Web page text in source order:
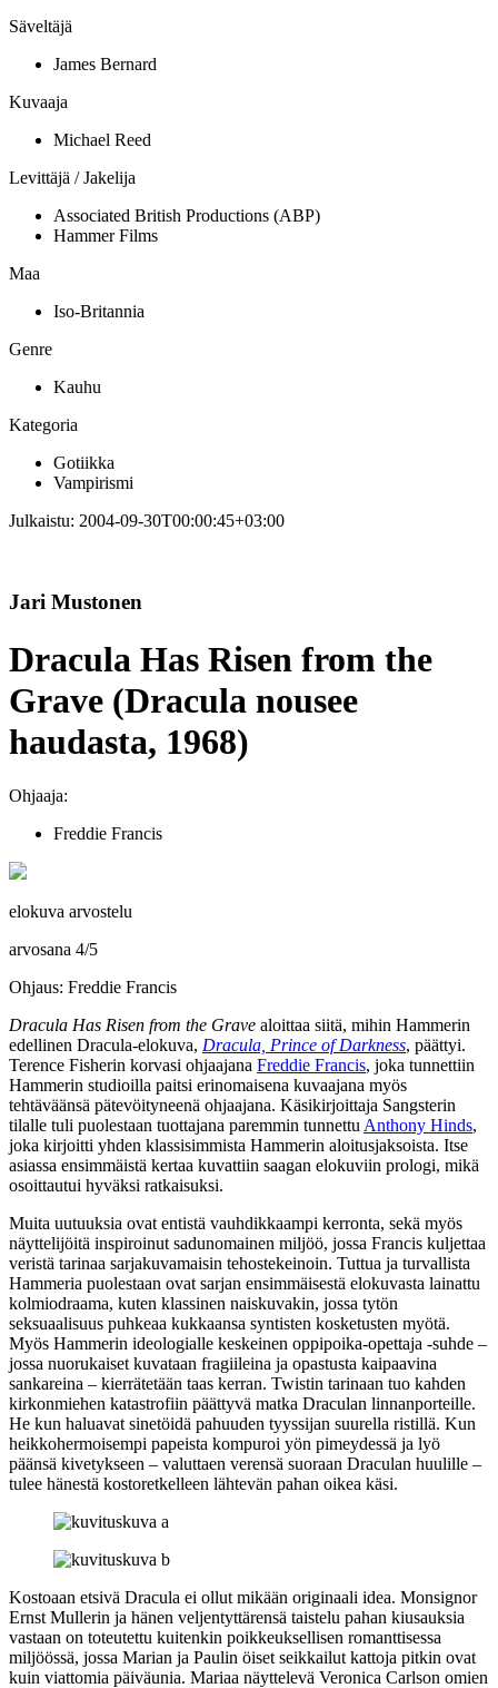
Säveltäjä
James Bernard
Kuvaaja
Michael Reed
Levittäjä / Jakelija
Associated British Productions (ABP)
Hammer Films
Maa
Iso-Britannia
Genre
Kauhu
Kategoria
Gotiikka
Vampirismi
Julkaistu: 2004-09-30T00:00:45+03:00
Jari Mustonen
Dracula Has Risen from the
Grave (Dracula nousee
haudasta, 1968)
Ohjaaja:
Freddie Francis
elokuva arvostelu
arvosana 4/5
Ohjaus: Freddie Francis
Dracula Has Risen from the Grave aloittaa siitä, mihin Hammerin
edellinen Dracula-elokuva, Dracula, Prince of Darkness, päättyi.
Terence Fisherin korvasi ohjaajana Freddie Francis, joka tunnettiin
Hammerin studioilla paitsi erinomaisena kuvaajana myös
tehtäväänsä pätevöityneenä ohjaajana. Käsikirjoittaja Sangsterin
tilalle tuli puolestaan tuottajana paremmin tunnettu Anthony Hinds,
joka kirjoitti yhden klassisimmista Hammerin aloitusjaksoista. Itse
asiassa ensimmäistä kertaa kuvattiin saagan elokuviin prologi, mikä
osoittautui hyväksi ratkaisuksi.
Muita uutuuksia ovat entistä vauhdikkaampi kerronta, sekä myös
näyttelijöitä inspiroinut sadunomainen miljöö, jossa Francis kuljettaa
veristä tarinaa sarjakuvamaisin tehostekeinoin. Tuttua ja turvallista
Hammeria puolestaan ovat sarjan ensimmäisestä elokuvasta lainattu
kolmiodraama, kuten klassinen naiskuvakin, jossa tytön
seksuaalisuus puhkeaa kukkaansa syntisten kosketusten myötä.
Myös Hammerin ideologialle keskeinen oppipoika-opettaja ‑suhde –
jossa nuorukaiset kuvataan fragiileina ja opastusta kaipaavina
sankareina – kierrätetään taas kerran. Twistin tarinaan tuo kahden
kirkonmiehen katastrofiin päättyvä matka Draculan linnanporteille.
He kun haluavat sinetöidä pahuuden tyyssijan suurella ristillä. Kun
heikkohermoisempi papeista kompuroi yön pimeydessä ja lyö
päänsä kivetykseen – valuttaen verensä suoraan Draculan huulille –
tulee hänestä kostoretkelleen lähtevän pahan oikea käsi.
Kostoaan etsivä Dracula ei ollut mikään originaali idea. Monsignor
Ernst Mullerin ja hänen veljentyttärensä taistelu pahan kiusauksia
vastaan on toteutettu kuitenkin poikkeuksellisen romanttisessa
miljöössä, jossa Marian ja Paulin öiset seikkailut kattoja pitkin ovat
kuin viattomia päiväunia. Mariaa näyttelevä Veronica Carlson omien